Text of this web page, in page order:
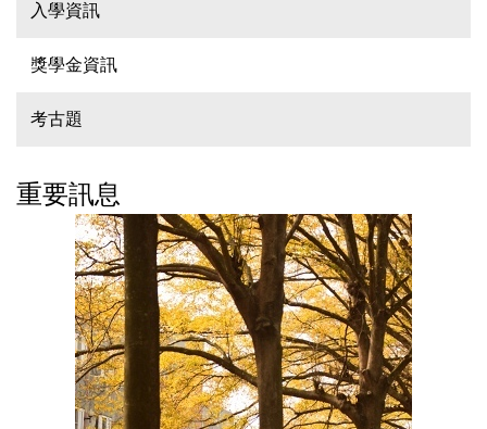
入學資訊
獎學金資訊
考古題
重要訊息